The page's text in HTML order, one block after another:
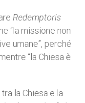
Redemptoris
“la missione non
umane”, perché
“la Chiesa è
la Chiesa e la